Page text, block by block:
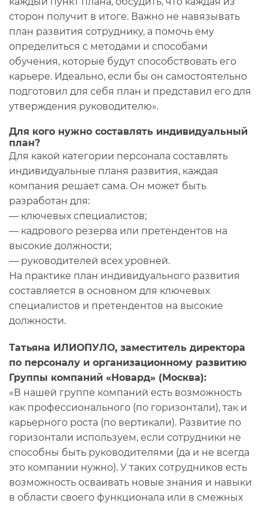
сторон получит в итоге. Важно не навязывать
план развития сотруднику, а помочь ему
определиться с методами и способами
обучения, которые будут способствовать его
карьере. Идеально, если бы он самостоятельно
подготовил для себя план и представил его для
утверждения руководителю».
Для кого нужно составлять индивидуальный
план?
Для какой категории персонала составлять
индивидуальные планя развития, каждая
компания решает сама. Он может быть
разработан для:
— ключевых специалистов;
— кадрового резерва или претендентов на
высокие должности;
— руководителей всех уровней.
На практике план индивидуального развития
составляется в основном для ключевых
специалистов и претендентов на высокие
должности.
Татьяна ИЛИОПУЛО, заместитель директора
по персоналу и организационному развитию
Группы компаний «Новард» (Москва):
«В нашей группе компаний есть возможность
как профессионального (по горизонтали), так и
карьерного роста (по вертикали). Развитие по
горизонтали используем, если сотрудники не
способны быть руководителями (да и не всегда
это компании нужно). У таких сотрудников есть
возможность осваивать новые знания и навыки
в области своего функционала или в смежных